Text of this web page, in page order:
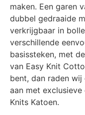
maken. Een garen
dubbel gedraaide
verkrijgbaar in
verschillende
basissteken, met
van Easy Knit
bent, dan raden wij
aan met
Knits Katoen.